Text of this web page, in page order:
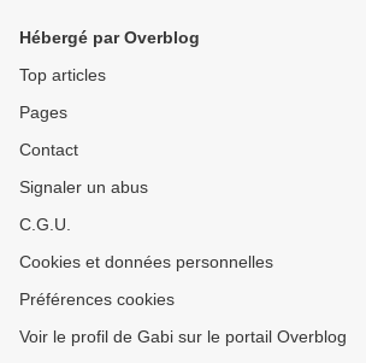
Hébergé par Overblog
Top articles
Pages
Contact
Signaler un abus
C.G.U.
Cookies et données personnelles
Préférences cookies
Voir le profil de Gabi sur le portail Overblog